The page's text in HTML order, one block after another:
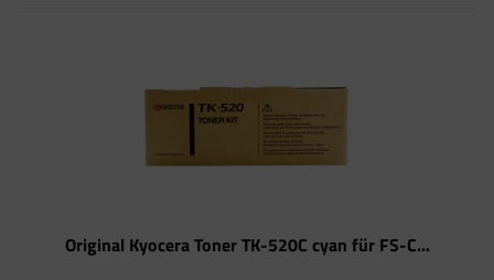
Original Kyocera Toner TK-520C cyan für FS-C...